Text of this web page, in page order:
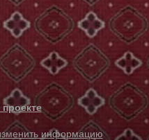
информацию